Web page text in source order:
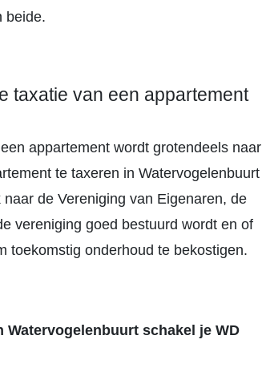
beide.
taxatie van een appartement
appartement wordt grotendeels naar
te taxeren in Watervogelenbuurt
de Vereniging van Eigenaren, de
vereniging goed bestuurd wordt en of
toekomstig onderhoud te bekostigen.
schakel je WD